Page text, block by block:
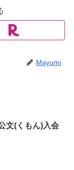
Mayumi
文(くもん)入会